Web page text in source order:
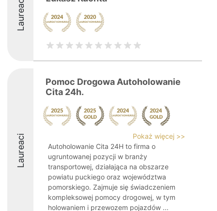
Laureaci
Laureaci
Pomoc Drogowa Autoholowanie
Cita 24h.
Pokaż więcej >>
Autoholowanie Cita 24H to firma o
ugruntowanej pozycji w branży
transportowej, działająca na obszarze
powiatu puckiego oraz województwa
pomorskiego. Zajmuje się świadczeniem
kompleksowej pomocy drogowej, w tym
holowaniem i przewozem pojazdów ...